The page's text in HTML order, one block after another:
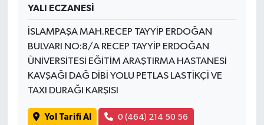
YALI ECZANESİ
İSLAMPAŞA MAH.RECEP TAYYİP ERDOĞAN
BULVARI NO:8/A RECEP TAYYİP ERDOĞAN
ÜNİVERSİTESİ EĞİTİM ARAŞTIRMA HASTANESİ
KAVŞAĞI DAĞ DİBİ YOLU PETLAS LASTİKÇİ VE
TAXI DURAĞI KARŞISI
Yol Tarifi Al 0 (464) 214 50 56